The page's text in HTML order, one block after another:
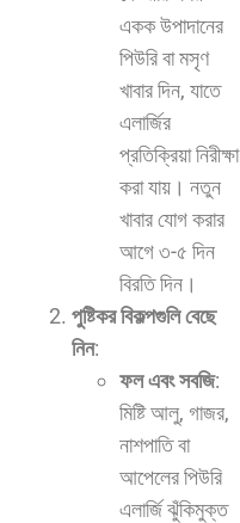
একক উপাদানের
পিউরি বা মসৃণ
খাবার দিন, যাতে
এলার্জির
প্রতিক্রিয়া নিরীক্ষা
করা যায়। নতুন
খাবার যোগ করার
আগে ৩-৫ দিন
বিরতি দিন।
পুষ্টিকর বিকল্পগুলি বেছে
নিন:
ফল এবং সবজি:
মিষ্টি আলু, গাজর,
নাশপাতি বা
আপেলের পিউরি
এলার্জি ঝুঁকিমুক্ত